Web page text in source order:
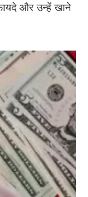
और उन्हें खाने